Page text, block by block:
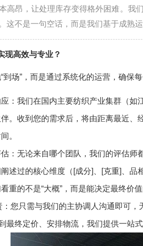
高昂，让处理库存变得格外困难。我
这不是一句空话，而是我们基于成熟
现高效与专业？
到场”，而是通过系统化的运营，确保
：我们在国内主要纺织产业集群（如
。收到您的需求后，将由距离最近、
。
：无论来自哪个团队，我们的评估师
述过的核心维度（[成分]、[克重]、品
重的不是“大概”，而是能决定最终价值
您只需与我们的主协调人沟通即可
最终定价、安排物流，我们提供一站